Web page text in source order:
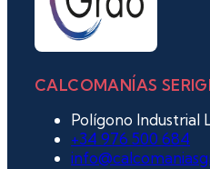
CALCOMANÍAS
Polígono Industrial
+34 976 500 684